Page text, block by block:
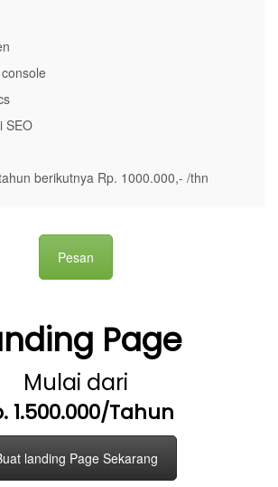
SEO
berikutnya Rp. 1000.000,- /thn
Pesan
Page
Mulai dari
1.500.000/Tahun
landing Page Sekarang